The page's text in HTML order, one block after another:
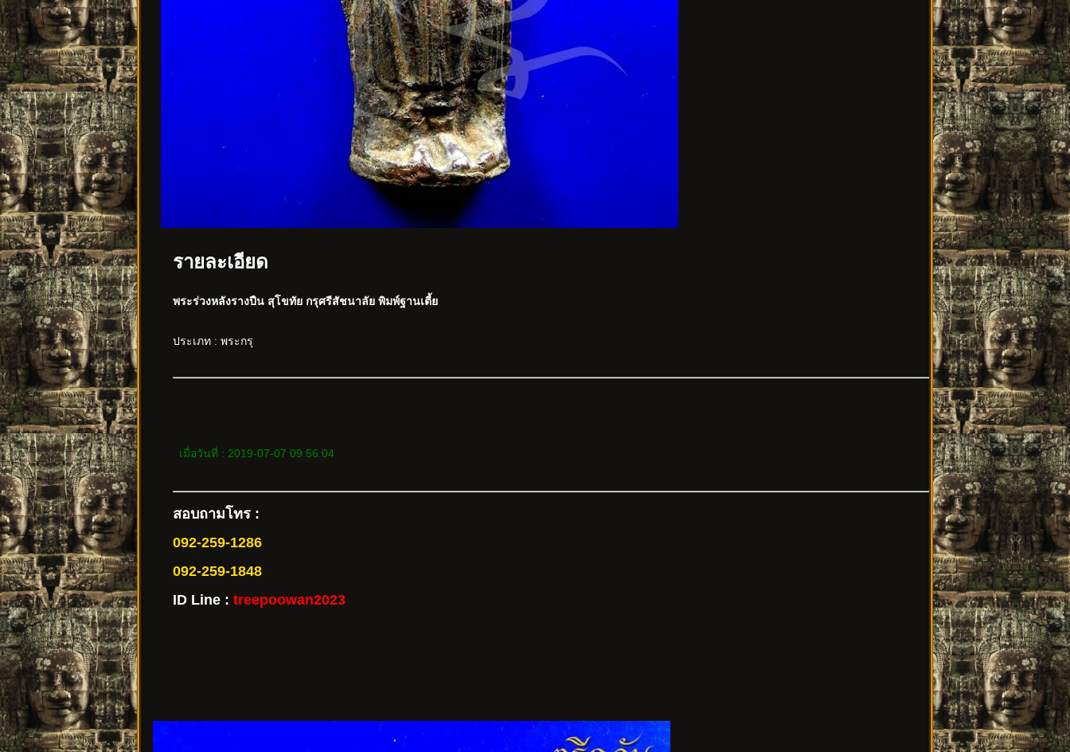
รายละเอียด
พระร่วงหลังรางปืน สุโขทัย กรุศรีสัชนาลัย พิมพ์ฐานเตี้ย
ประเภท : พระกรุ
เมื่อวันที่ : 2019-07-07 09:56:04
สอบถามโทร :
092-259-1286
092-259-1848
ID Line : treepoowan2023